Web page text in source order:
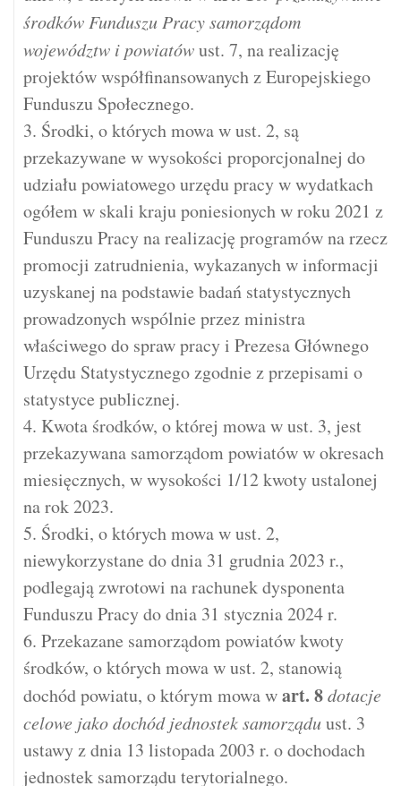
środków Funduszu Pracy samorządom
województw i powiatówust. 7, na realizację
projektów współfinansowanych z Europejskiego
Funduszu Społecznego.
3. Środki, o których mowa w ust. 2, są
przekazywane w wysokości proporcjonalnej do
udziału powiatowego urzędu pracy w wydatkach
ogółem w skali kraju poniesionych w roku 2021 z
Funduszu Pracy na realizację programów na rzecz
promocji zatrudnienia, wykazanych w informacji
uzyskanej na podstawie badań statystycznych
prowadzonych wspólnie przez ministra
właściwego do spraw pracy i Prezesa Głównego
Urzędu Statystycznego zgodnie z przepisami o
statystyce publicznej.
4. Kwota środków, o której mowa w ust. 3, jest
przekazywana samorządom powiatów w okresach
miesięcznych, w wysokości 1/12 kwoty ustalonej
na rok 2023.
5. Środki, o których mowa w ust. 2,
niewykorzystane do dnia 31 grudnia 2023 r.,
podlegają zwrotowi na rachunek dysponenta
Funduszu Pracy do dnia 31 stycznia 2024 r.
6. Przekazane samorządom powiatów kwoty
środków, o których mowa w ust. 2, stanowią
dochód powiatu, o którym mowa wart. 8dotacje
celowe jako dochód jednostek samorząduust. 3
ustawy z dnia 13 listopada 2003 r. o dochodach
jednostek samorządu terytorialnego.